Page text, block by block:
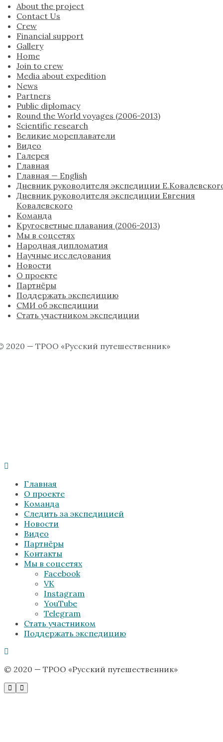
About the project
Contact Us
Crew
Financial support
Gallery
Home
Join to crew
Media about expedition
News
Partners
Public diplomacy
Round the World voyages (2006-2013)
Scientific research
Великие мореплаватели
Видео
Галерея
Главная
Главная — English
Дневник руководителя экспедиции
Дневник руководителя экспедиции Евгения
Ковалевского
Команда
Кругосветные плавания (2006-2013)
Мы в соцсетях
Народная дипломатия
Научные исследования
Новости
О проекте
Партнёры
Поддержать экспедицию
СМИ об экспедиции
Стать участником экспедиции
2020 — ТРОО «Русский путешественник»
Главная
О проекте
Команда
Следить за экспедицией
Новости
Видео
Партнёры
Контакты
Мы в соцсетях
Facebook
VK
Instagram
YouTube
Telegram
Стать участником
Поддержать экспедицию
© 2020 — ТРОО «Русский путешественник»